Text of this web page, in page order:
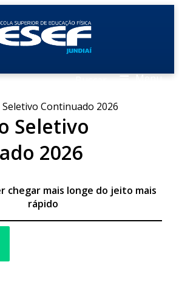
≡ Menu
Seletivo Continuado 2026
Seletivo
2026
chegar mais longe do jeito mais
rápido